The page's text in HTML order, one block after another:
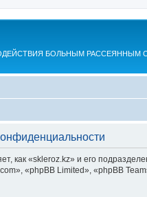
БОЛЬНЫМ РАССЕЯННЫМ
как «skleroz.kz» и его
«phpBB Limited», «phpBB